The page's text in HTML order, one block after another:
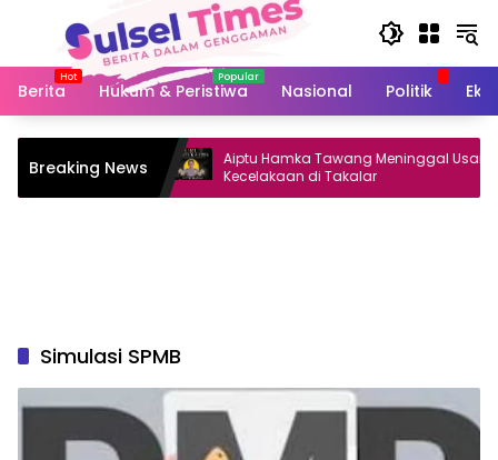
Berita
Hukum & Peristiwa Nasional Politik
Breaking News
Selatan
Magang
Aiptu Hamka Tawang Meninggal Usai
Kecelakaan di Takalar
Simulasi SPMB